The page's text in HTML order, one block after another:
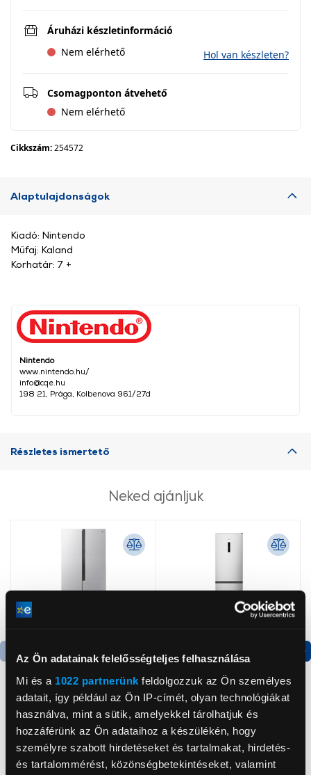
Az Ön adatainak felelősségteljes felhasználása
Mi és a 1022 partnerünk feldolgozzuk az Ön személyes
adatait, így például az Ön IP-címét, olyan technológiákat
használva, mint a sütik, amelyekkel tárolhatjuk és
hozzáférünk az Ön adataihoz a készülékén, hogy
személyre szabott hirdetéseket és tartalmakat, hirdetés-
és tartalommérést, közönségbetekintéseket, valamint
Áruházi készletinformáció
Nem elérhető
Hol van készleten?
Csomagponton átvehető
Nem elérhető
Cikkszám:254572
Alaptulajdonságok
Nintendo
www.nintendo.hu/
info@cqe.hu
198 21, Prága, Kolbenova 961/27d
Kiadó: Nintendo
Műfaj: Kaland
Korhatár: 7 +
Részletes ismertető
Neked ajánljuk
Gorenje NRS8182KX Side
by side hűtőszekrény
199 999 Ft
Gorenje N619EAXL4
Alulfagyasztós
kombinált hűtőszekrény
179 999 Ft